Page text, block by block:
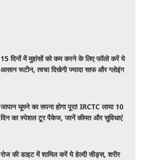
15 दिनों में मुहांसों को कम करने के लिए फॉलो करें ये
आसान रूटीन, त्वचा दिखेगी ज्यादा साफ और ग्लोइंग
जापान घूमने का सपना होगा पूरा! IRCTC लाया 10
दिन का स्पेशल टूर पैकेज, जानें कीमत और सुविधाएं
रोज की डाइट में शामिल करें ये हेल्दी सीड्स, शरीर